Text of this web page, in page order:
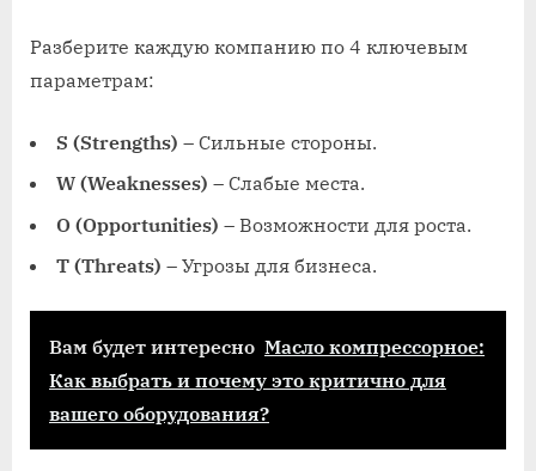
Разберите каждую компанию по 4 ключевым
параметрам:
S (Strengths) – Сильные стороны.
W (Weaknesses) – Слабые места.
O (Opportunities) – Возможности для роста.
T (Threats) – Угрозы для бизнеса.
Вам будет интересно Масло компрессорное:
Как выбрать и почему это критично для
вашего оборудования?